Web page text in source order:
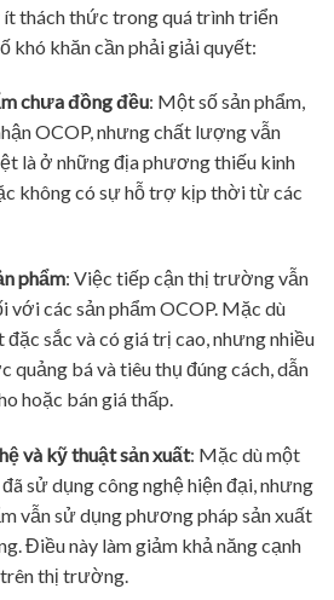
thách thức trong quá trình triển
khó khăn cần phải giải quyết:
chưa đồng đều: Một số sản phẩm,
OCOP, nhưng chất lượng vẫn
là ở những địa phương thiếu kinh
không có sự hỗ trợ kịp thời từ các
phẩm: Việc tiếp cận thị trường vẫn
với các sản phẩm OCOP. Mặc dù
sắc và có giá trị cao, nhưng nhiều
quảng bá và tiêu thụ đúng cách, dẫn
hoặc bán giá thấp.
và kỹ thuật sản xuất: Mặc dù một
sử dụng công nghệ hiện đại, nhưng
vẫn sử dụng phương pháp sản xuất
Điều này làm giảm khả năng cạnh
trên thị trường.